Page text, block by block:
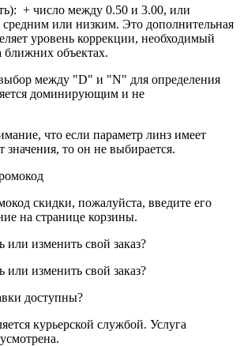
+ число между 0.50 и 3.00, или
или низким. Это дополнительная
уровень коррекции, необходимый
ближних объектах.
между "D" и "N" для определения
доминирующим и не
что если параметр линз имеет
значения, то он не выбирается.
скидки, пожалуйста, введите его
на странице корзины.
или изменить свой заказ?
или изменить свой заказ?
доступны?
курьерской службой. Услуга